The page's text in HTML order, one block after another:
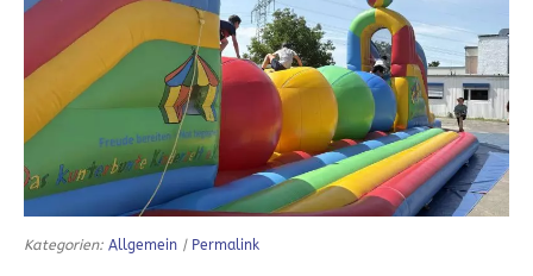
Kategorien: Allgemein | Permalink